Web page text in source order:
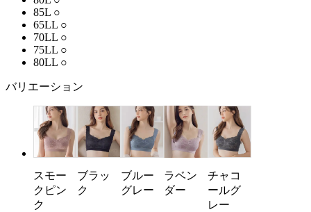
85L ○
65LL ○
70LL ○
75LL ○
80LL ○
バリエーション
スモー
クピン
ク
ブラッ
ク
ブルー
グレー
ラベン
ダー
チャコ
ールグ
レー